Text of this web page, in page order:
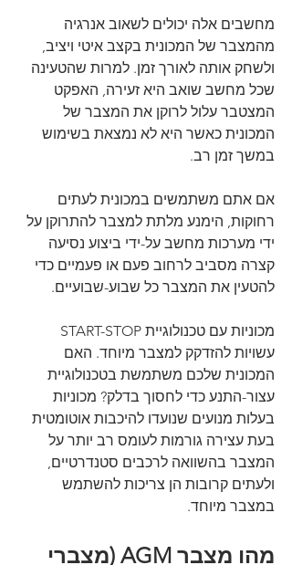
מחשבים אלה יכולים לשאוב אנרגיה
מהמצבר של המכונית בקצב איטי ויציב,
ולשחק אותה לאורך זמן. למרות שהטעינה
שכל מחשב שואב היא זעירה, האפקט
המצטבר עלול לרוקן את המצבר של
המכונית כאשר היא לא נמצאת בשימוש
במשך זמן רב.
אם אתם משתמשים במכונית לעתים
רחוקות, הימנע מלתת למצבר להתרוקן על
ידי מערכות מחשב על-ידי ביצוע נסיעה
קצרה מסביב לרחוב פעם או פעמיים כדי
להטעין את המצבר כל שבוע-שבועיים.
עשויות להזדקק למצבר מיוחד. האם
המכונית שלכם משתמשת בטכנולוגיית
עצור-התנע כדי לחסוך בדלק? מכוניות
בעלות מנועים שנועדו להיכבות אוטומטית
בעת עצירה גורמות לעומס רב יותר על
המצבר בהשוואה לרכבים סטנדרטיים,
ולעתים קרובות הן צריכות להשתמש
במצבר מיוחד.
מהו מצבר AGM (מצברי